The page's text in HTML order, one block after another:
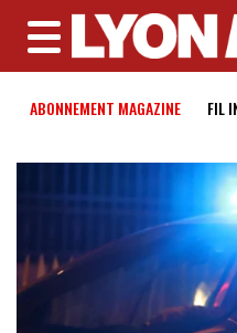
MENU
ABONNEMENT MAGAZINE FIL